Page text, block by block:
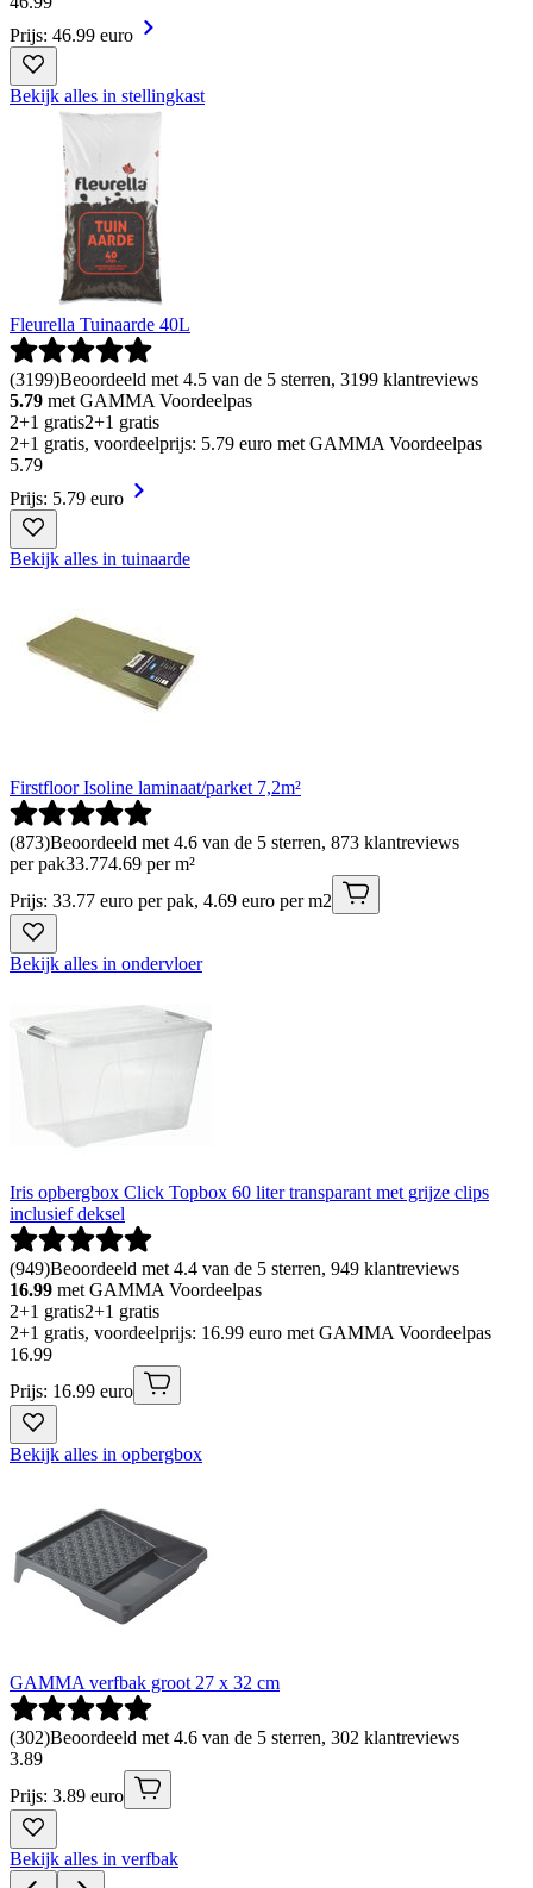
Prijs: 46.99 euro
Bekijk alles in stellingkast
Fleurella Tuinaarde 40L
(3199)Beoordeeld met 4.5 van de 5 sterren, 3199 klantreviews
5.79 met GAMMA Voordeelpas
2+1 gratis2+1 gratis
2+1 gratis, voordeelprijs: 5.79 euro met GAMMA Voordeelpas
5.79
Prijs: 5.79 euro
Bekijk alles in tuinaarde
Firstfloor Isoline laminaat/parket 7,2m²
(873)Beoordeeld met 4.6 van de 5 sterren, 873 klantreviews
per pak33.774.69 per m²
Prijs: 33.77 euro per pak, 4.69 euro per m2
Bekijk alles in ondervloer
Iris opbergbox Click Topbox 60 liter transparant met grijze clips
inclusief deksel
(949)Beoordeeld met 4.4 van de 5 sterren, 949 klantreviews
16.99 met GAMMA Voordeelpas
2+1 gratis2+1 gratis
2+1 gratis, voordeelprijs: 16.99 euro met GAMMA Voordeelpas
16.99
Prijs: 16.99 euro
Bekijk alles in opbergbox
GAMMA verfbak groot 27 x 32 cm
(302)Beoordeeld met 4.6 van de 5 sterren, 302 klantreviews
3.89
Prijs: 3.89 euro
Bekijk alles in verfbak